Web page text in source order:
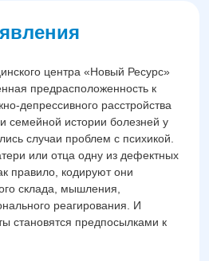
центра «Новый Ресурс»
предрасположенность к
депрессивного расстройства
семейной истории болезней у
случаи проблем с психикой.
или отца одну из дефектных
правило, кодируют они
склада, мышления,
реагирования. И
становятся предпосылками к